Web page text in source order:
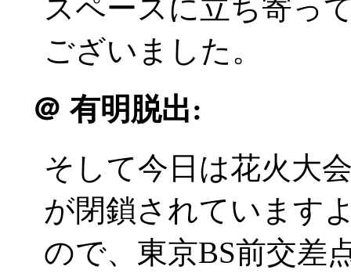
スペースに立ち寄っ
ございました。
＠ 有明脱出:
そして今日は花火大
が閉鎖されています
ので、東京BS前交差